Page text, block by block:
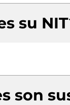
su
son